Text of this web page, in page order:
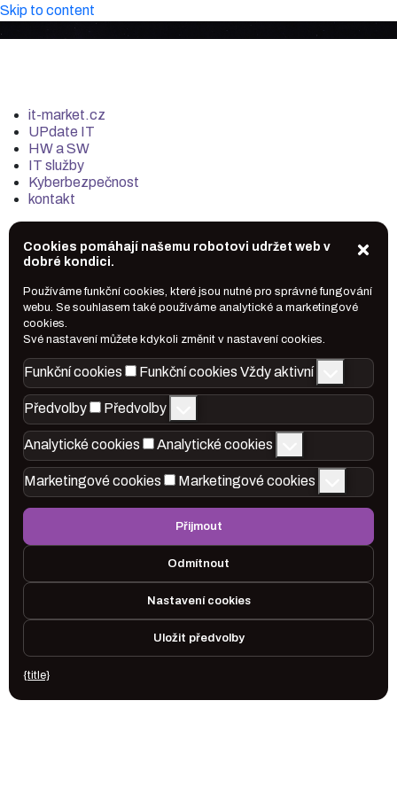
Skip to content
it-market.cz
UPdate IT
HW a SW
IT služby
Kyberbezpečnost
kontakt
Cookies pomáhají našemu robotovi udržet web v
dobré kondici.
Používáme funkční cookies, které jsou nutné pro správné fungování
webu. Se souhlasem také používáme analytické a marketingové
cookies.
Své nastavení můžete kdykoli změnit v nastavení cookies.
Funkční cookies Funkční cookies Vždy aktivní
Předvolby Předvolby
Analytické cookies Analytické cookies
Marketingové cookies Marketingové cookies
Přijmout
Odmítnout
Nastavení cookies
Uložit předvolby
{title}